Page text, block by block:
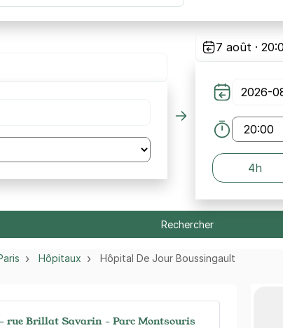
7 août ·
4h
Rechercher
Hôpitaux Hôpital De Jour Boussingault
rue Brillat Savarin - Parc Montsouris